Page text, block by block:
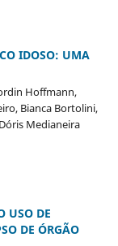
IDOSO: UMA
Hoffmann,
Bianca Bortolini,
Medianeira
USO DE
DE ÓRGÃO